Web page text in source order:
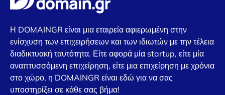
Η DOMAINGR είναι μια εταιρεία αφιερωμένη στην
ενίσχυση των επιχειρήσεων και των ιδιωτών με την τέλεια
διαδικτυακή ταυτότητα. Είτε αφορά μία startup, είτε μία
αναπτυσσόμενη επιχείρηση, είτε μια επιχείρηση με χρόνια
στο χώρο, η DOMAINGR είναι εδώ για να σας
υποστηρίξει σε κάθε σας βήμα!